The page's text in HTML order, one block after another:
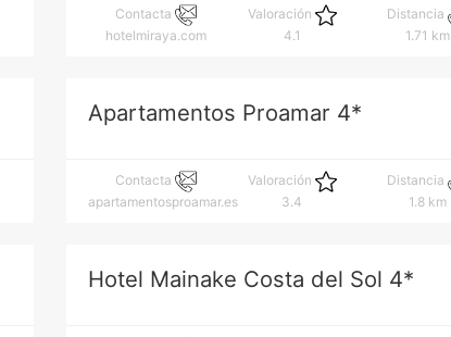
Contacta
hotelmiraya.com
Valoración
4.1
Distancia
1.71 km
Apartamentos Proamar 4*
Contacta
apartamentosproamar.es
Valoración
3.4
Distancia
1.8 km
Hotel Mainake Costa del Sol 4*